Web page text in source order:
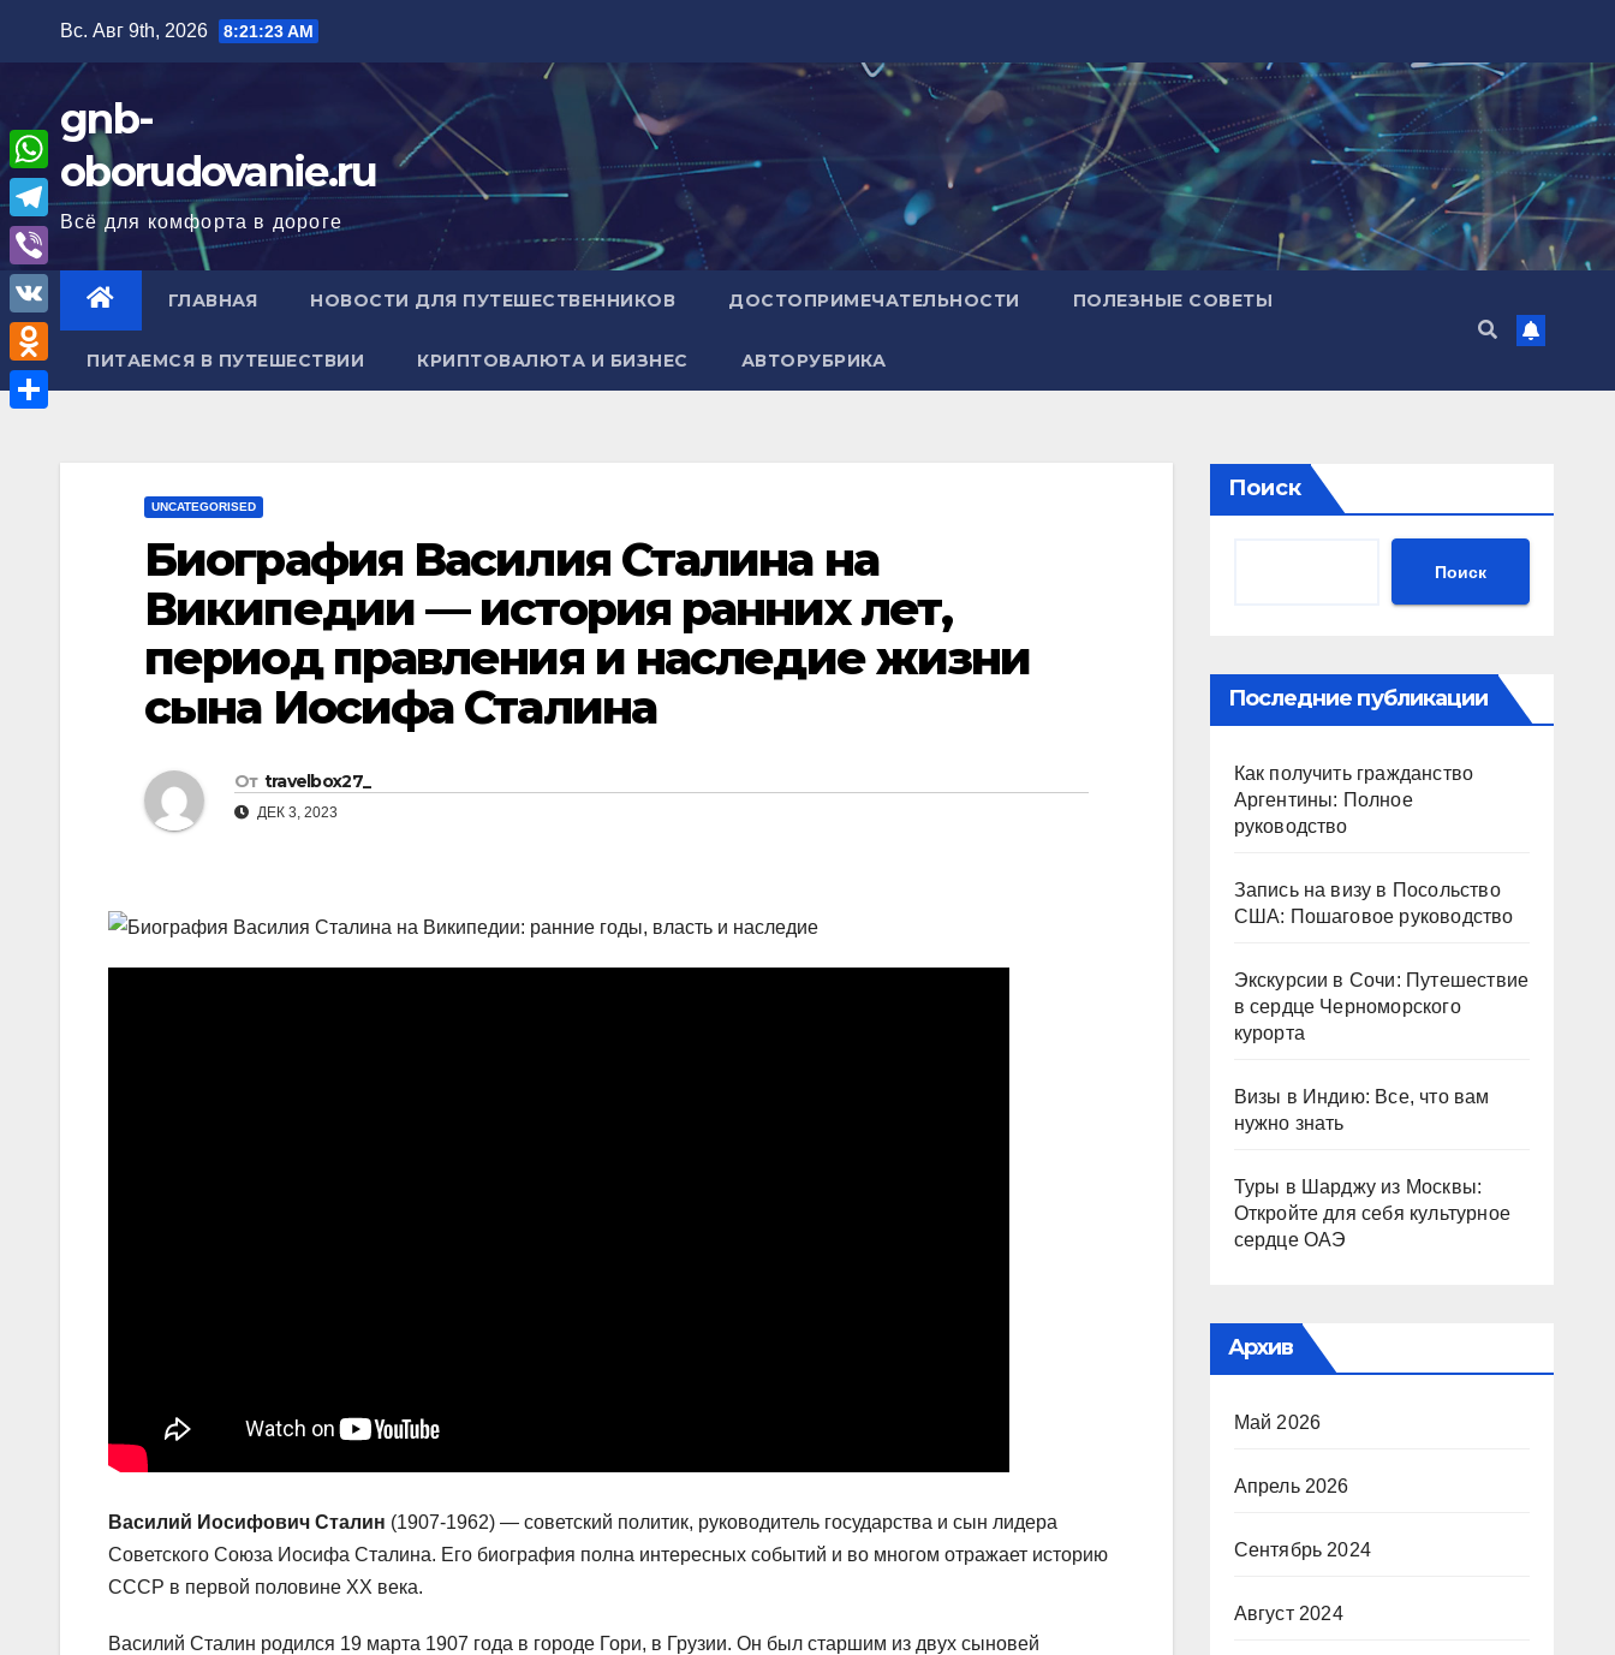
содержимому
Вс. Авг 9th, 2026 8:21:24 AM
gnb-
oborudovanie.ru
Всё для комфорта в дороге
ГЛАВНАЯ НОВОСТИ ДЛЯ ПУТЕШЕСТВЕННИКОВ ДОСТОПРИМЕЧАТЕЛЬНОСТИ ПОЛЕЗНЫЕ СОВЕТЫ
ПИТАЕМСЯ В ПУТЕШЕСТВИИ КРИПТОВАЛЮТА И БИЗНЕС АВТОРУБРИКА
UNCATEGORISED
Биография Василия Сталина на
Википедии — история ранних лет,
период правления и наследие жизни
сына Иосифа Сталина
От travelbox27_
ДЕК 3, 2023
Василий Иосифович Сталин (1907-1962) — советский политик, руководитель государства и сын лидера
Советского Союза Иосифа Сталина. Его биография полна интересных событий и во многом отражает историю
СССР в первой половине XX века.
Василий Сталин родился 19 марта 1907 года в городе Гори, в Грузии. Он был старшим из двух сыновей
Поиск
Поиск
Последние публикации
Как получить гражданство
Аргентины: Полное
руководство
Запись на визу в Посольство
США: Пошаговое руководство
Экскурсии в Сочи: Путешествие
в сердце Черноморского
курорта
Визы в Индию: Все, что вам
нужно знать
Туры в Шарджу из Москвы:
Откройте для себя культурное
сердце ОАЭ
Архив
Май 2026
Апрель 2026
Сентябрь 2024
Август 2024
W
h
a
A
T
e
l
e
g
V
i
b
e
V
K
O